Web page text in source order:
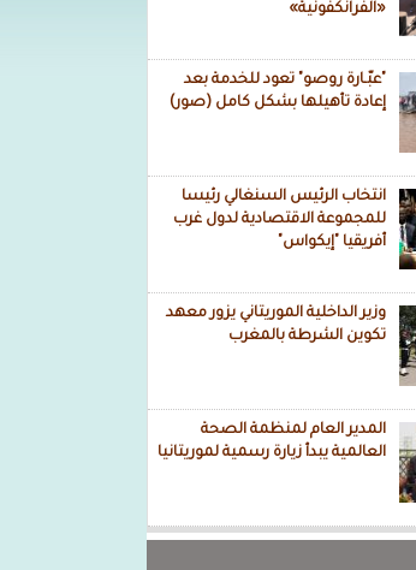
«الفرانكفونية»
"عبّـارة روصو" تعود للخدمة بعد
إعادة تأهيلها بشكل كامل (صور)
انتخاب الرئيس السنغالي رئيسا
للمجموعة الاقتصادية لدول غرب
أفريقيا "إيكواس"
وزير الداخلية الموريتاني يزور معهد
تكوين الشرطة بالمغرب
المدير العام لمنظمة الصحة
العالمية يبدأ زيارة رسمية لموريتانيا